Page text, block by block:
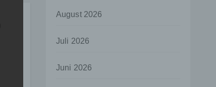
August 2026
Juli 2026
Juni 2026